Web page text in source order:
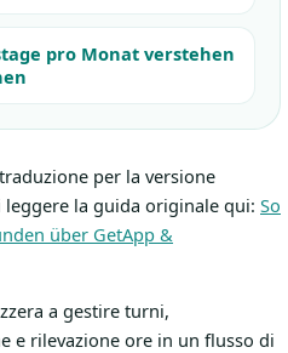
pro Monat verstehen
per la versione
la guida originale qui: So
über GetApp &
a gestire turni,
e rilevazione ore in un flusso di